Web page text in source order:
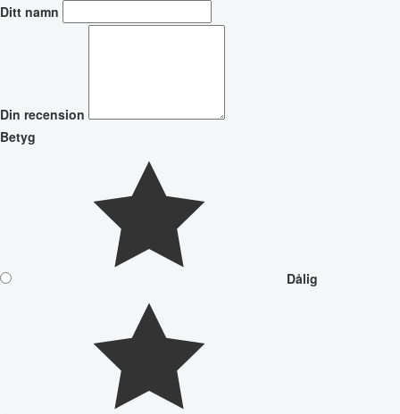
Ditt namn
Din recension
Betyg
Dålig